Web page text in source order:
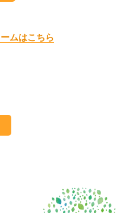
ムはこちら